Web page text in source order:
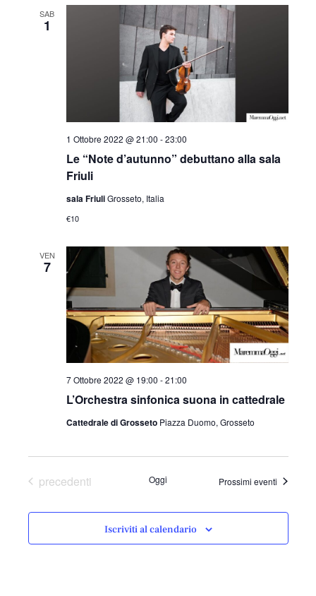
SAB
1
Le “Note d’autunno” debuttano alla sala
Friuli
1 Ottobre 2022 @ 21:00 -23:00
sala FriuliGrosseto, Italia
€10
VEN
7
L’Orchestra sinfonica suona in cattedrale
7 Ottobre 2022 @ 19:00 -21:00
Cattedrale di Grosseto Piazza Duomo, Grosseto
Eventi
precedenti Oggi Prossimi eventi
Iscriviti al calendario